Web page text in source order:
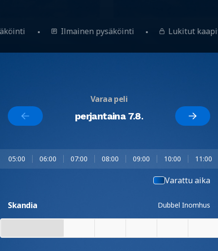
Ilmainen pysäköinti Lukitut
Varaa peli
perjantaina 7.8.
05:00 06:00 07:00 08:00 09:00 10:00 11:00
Varattu aika
Skandia Dubbel Inomhus